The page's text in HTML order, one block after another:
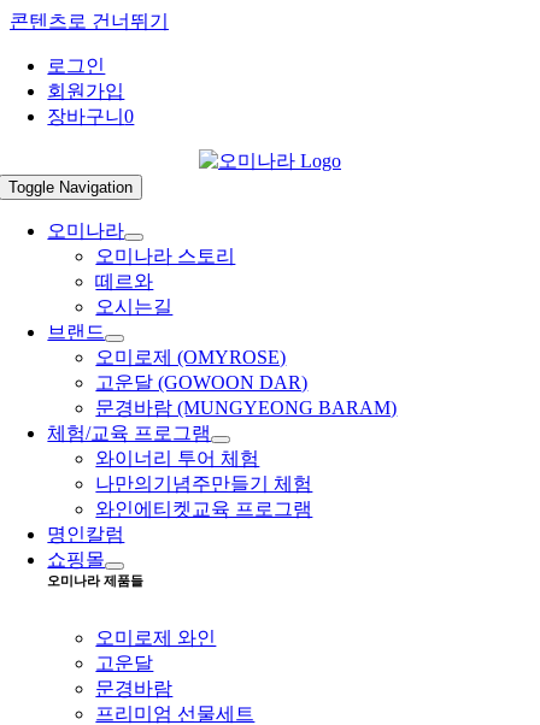
콘텐츠로 건너뛰기
로그인
회원가입
장바구니0
Toggle Navigation
오미나라
오미나라 스토리
떼르와
오시는길
브랜드
오미로제 (OMYROSE)
고운달 (GOWOON DAR)
문경바람 (MUNGYEONG BARAM)
체험/교육 프로그램
와이너리 투어 체험
나만의기념주만들기 체험
와인에티켓교육 프로그램
명인칼럼
쇼핑몰
오미나라 제품들
오미로제 와인
고운달
문경바람
프리미엄 선물세트